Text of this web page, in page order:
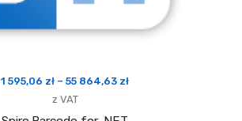
1 595,06 zł – 55 864,63 złZakres
z VAT